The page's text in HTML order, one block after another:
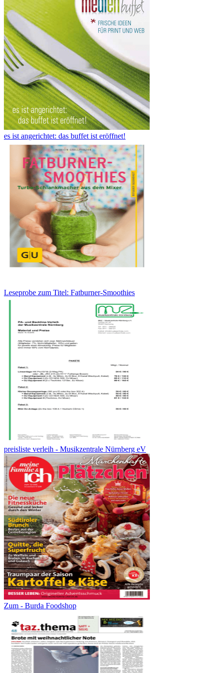
es ist angerichtet: das buffet ist eröffnet!
Leseprobe zum Titel: Fatburner-Smoothies
preisliste verleih - Musikzentrale Nürnberg eV
Zum - Burda Foodshop